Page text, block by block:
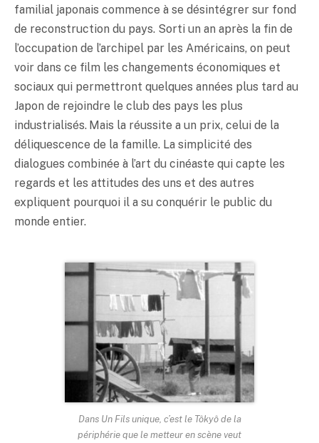
familial japonais commence à se désintégrer sur fond
de reconstruction du pays. Sorti un an après la fin de
l’occupation de l’archipel par les Américains, on peut
voir dans ce film les changements économiques et
sociaux qui permettront quelques années plus tard au
Japon de rejoindre le club des pays les plus
industrialisés. Mais la réussite a un prix, celui de la
déliquescence de la famille. La simplicité des
dialogues combinée à l’art du cinéaste qui capte les
regards et les attitudes des uns et des autres
expliquent pourquoi il a su conquérir le public du
monde entier.
Dans Un Fils unique, c’est le Tôkyô de la
périphérie que le metteur en scène veut